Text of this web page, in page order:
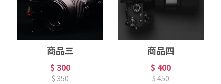
商品三
$ 300
$ 350
商品四
$ 400
$ 450